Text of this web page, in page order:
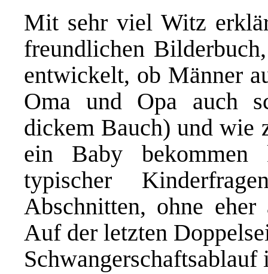
Mit sehr viel Witz
freundlichen
entwickelt, ob Männer
Oma und Opa auch
dickem Bauch) und wie
ein Baby bekommen
typischer
Abschnitten, ohne
Auf der letzten